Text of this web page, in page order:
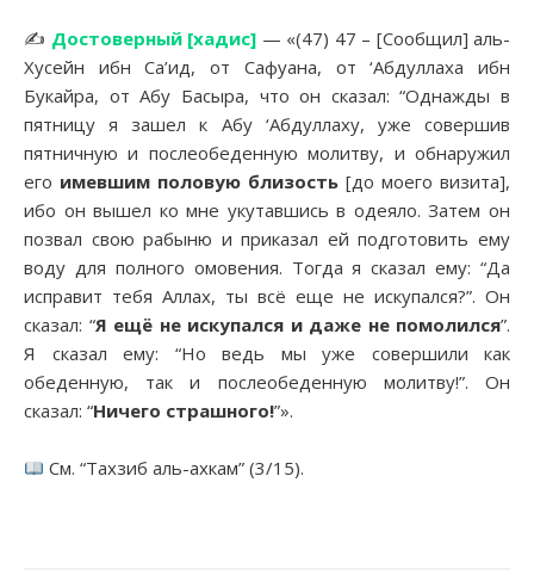
✍️ Достоверный [хадис] — «(47) 47 – [Сообщил] аль-
Хусейн ибн Са’ид, от Сафуана, от ‘Абдуллаха ибн
Букайра, от Абу Басыра, что он сказал: “Однажды в
пятницу я зашел к Абу ‘Абдуллаху, уже совершив
пятничную и послеобеденную молитву, и обнаружил
его имевшим половую близость [до моего визита],
ибо он вышел ко мне укутавшись в одеяло. Затем он
позвал свою рабыню и приказал ей подготовить ему
воду для полного омовения. Тогда я сказал ему: “Да
исправит тебя Аллах, ты всё еще не искупался?”. Он
сказал: “Я ещё не искупался и даже не помолился”.
Я сказал ему: “Но ведь мы уже совершили как
обеденную, так и послеобеденную молитву!”. Он
сказал: “Ничего страшного!”».
См. “Тахзиб аль-ахкам” (3/15).